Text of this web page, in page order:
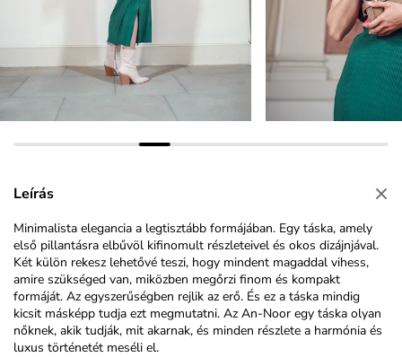
Leírás
Minimalista elegancia a legtisztább formájában. Egy táska, amely
első pillantásra elbűvöl kifinomult részleteivel és okos dizájnjával.
Két külön rekesz lehetővé teszi, hogy mindent magaddal vihess,
amire szükséged van, miközben megőrzi finom és kompakt
formáját. Az egyszerűségben rejlik az erő. És ez a táska mindig
kicsit másképp tudja ezt megmutatni. Az An-Noor egy táska olyan
nőknek, akik tudják, mit akarnak, és minden részlete a harmónia és
luxus történetét meséli el.